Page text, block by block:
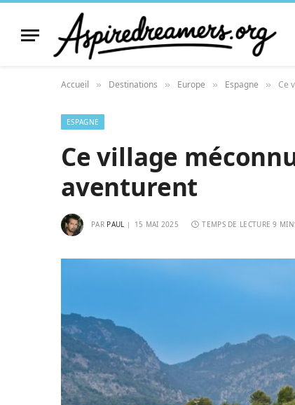
Accueil » Destinations » Europe » Espagne » Ce
ESPAGNE
Ce village
aventurent
PAR PAUL 15 MAI 2025 TEMPS DE LECTURE 9